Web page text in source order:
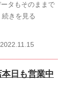
タもそのままで
続きを見る
2022.11.15
日も営業中